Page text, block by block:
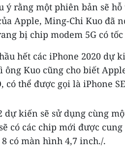
ý rằng một phiên bản sẽ
Apple, Ming-Chi Kuo đã
bị chip modem 5G có
hết các iPhone 2020 dự
ông Kuo cũng cho biết
có thể được gọi là iPhone
dự kiến sẽ sử dụng cùng
có các chip mới được
8 có màn hình 4,7 inch./.